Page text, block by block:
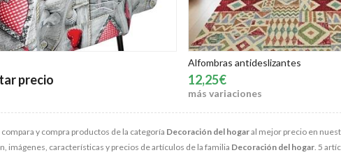
y compra productos de la categoría Decoración del hogaral mejor precio en
imágenes, características y precios de artículos de la familia Decoración del hogar . 5
precio
Alfombras antideslizantes
12,25€
más variaciones